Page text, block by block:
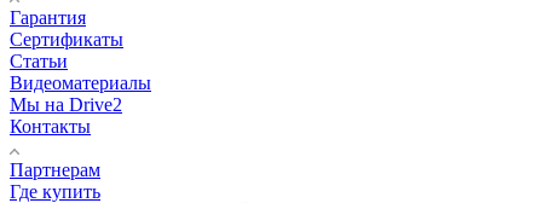
Гарантия
Сертификаты
Статьи
Видеоматериалы
Мы на Drive2
Контакты
Партнерам
Где купить